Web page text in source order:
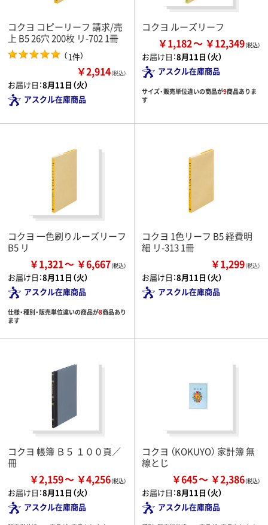
コクヨ コピーリーフ 請求/売
上 B5 26穴 200枚 リ-702 1冊
（1件）
￥2,914（税込）
お届け日：8月11日（火）
アスクル在庫商品
コクヨ ルーズリーフ
￥1,182 ￥12,349
お届け日：8月11日（火）
アスクル在庫商品
サイズ・販売単位違いの商品が9商品ありま
す
コクヨ 一色刷りルーズリーフ
B5 リ
￥1,321 ￥6,667
お届け日：8月11日（火）
アスクル在庫商品
仕様・種別・販売単位違いの商品が8商品あり
ます
コクヨ 1色リーフ B5 経費明
細 リ-313 1冊
￥1,299（税込）
お届け日：8月11日（火）
アスクル在庫商品
コクヨ 帳簿 Ｂ５ １００頁／
冊
￥2,159 ￥4,256
お届け日：8月11日（火）
アスクル在庫商品
コクヨ （KOKUYO） 家計簿 無
線とじ
￥645 ￥2,386
お届け日：8月11日（火）
アスクル在庫商品